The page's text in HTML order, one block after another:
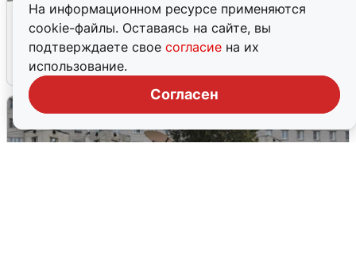
На информационном ресурсе применяются
cookie-файлы. Оставаясь на сайте, вы
подтверждаете свое согласие на их
использование.
Согласен
Жители и туристы Сочи рассказали
об атаке БПЛА 5 августа
5 августа 0